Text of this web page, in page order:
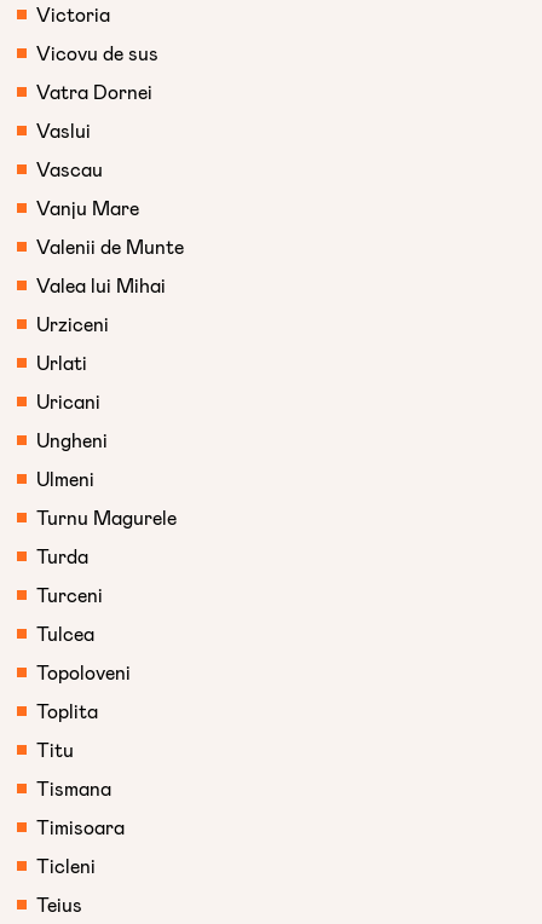
Victoria
Vicovu de sus
Vatra Dornei
Vaslui
Vascau
Vanju Mare
Valenii de Munte
Valea lui Mihai
Urziceni
Urlati
Uricani
Ungheni
Ulmeni
Turnu Magurele
Turda
Turceni
Tulcea
Topoloveni
Toplita
Titu
Tismana
Timisoara
Ticleni
Teius